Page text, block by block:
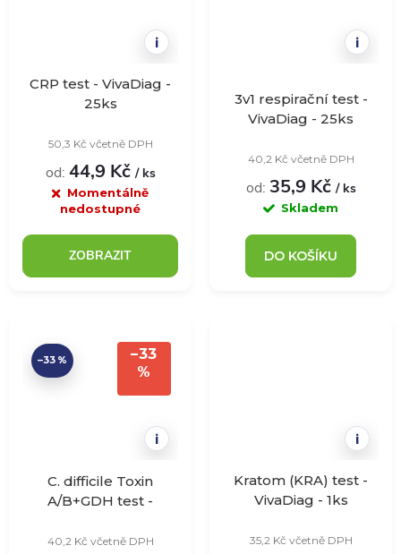
i
CRP test - VivaDiag -
25ks
50,3 Kč včetně DPH
od: 44,9 Kč / ks
Momentálně
nedostupné
ZOBRAZIT
i
3v1 respirační test -
VivaDiag - 25ks
40,2 Kč včetně DPH
od: 35,9 Kč / ks
Skladem
DO KOŠÍKU
–33
%
i
–33 %
C. difficile Toxin
A/B+GDH test -
40,2 Kč včetně DPH
i
Kratom (KRA) test -
VivaDiag - 1ks
35,2 Kč včetně DPH